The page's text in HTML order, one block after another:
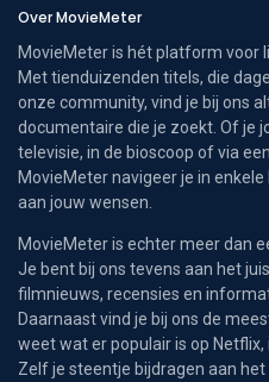
Over MovieMeter
MovieMeter is hét platform voor
Met tienduizenden titels, die
onze community, vind je bij ons
documentaire die je zoekt. Of je
televisie, in de bioscoop of via
MovieMeter navigeer je in
aan jouw wensen.
MovieMeter is echter meer dan
Je bent bij ons tevens aan het
filmnieuws, recensies en
Daarnaast vind je bij ons de
weet wat er populair is op Netflix,
Zelf je steentje bijdragen aan